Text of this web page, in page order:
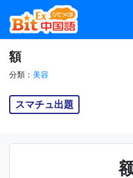
額
分類： 美容
スマチュ出題